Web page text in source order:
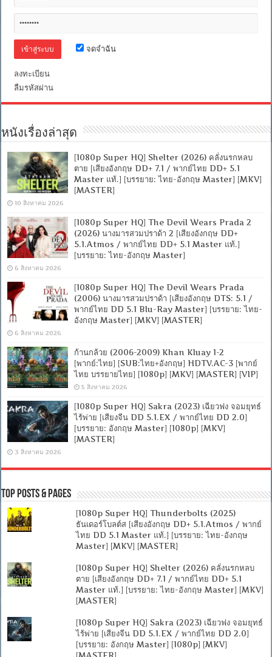
[ONE2UP]
จดจำฉัน
ลงทะเบียน
ลืมรหัสผ่าน
หนังเรื่องล่าสุด
[1080p Super HQ] Shelter (2026) คลั่งนรกหลบ
ตาย [เสียงอังกฤษ DD+ 7.1 / พากย์ไทย DD+ 5.1
Master แท้.] [บรรยาย: ไทย-อังกฤษ Master] [MKV]
[MASTER]
10 สิงหาคม 2026
[1080p Super HQ] The Devil Wears Prada 2
(2026) นางมารสวมปราด้า 2 [เสียงอังกฤษ DD+
5.1.Atmos / พากย์ไทย DD+ 5.1 Master แท้.]
[บรรยาย: ไทย-อังกฤษ Master]
6 สิงหาคม 2026
[1080p Super HQ] The Devil Wears Prada
(2006) นางมารสวมปราด้า [เสียงอังกฤษ DTS: 5.1 /
พากย์ไทย DD 5.1 Blu-Ray Master] [บรรยาย: ไทย-
อังกฤษ Master] [MKV] [MASTER]
6 สิงหาคม 2026
ก้านกล้วย (2006-2009) Khan Kluay 1-2
[พากย์:ไทย] [SUB:ไทย+อังกฤษ] HDTV.AC-3 [พากย์
ไทย บรรยายไทย] [1080p] [MKV] [MASTER] [VIP]
5 สิงหาคม 2026
[1080p Super HQ] Sakra (2023) เฉียวฟง จอมยุทธ์
ไร้พ่าย [เสียงจีน DD 5.1.EX / พากย์ไทย DD 2.0]
[บรรยาย: อังกฤษ Master] [1080p] [MKV]
[MASTER]
3 สิงหาคม 2026
Top Posts & Pages
[1080p Super HQ] Thunderbolts (2025)
ธันเดอร์โบลต์ส [เสียงอังกฤษ DD+ 5.1.Atmos / พากย์
ไทย DD 5.1 Master แท้.] [บรรยาย: ไทย-อังกฤษ
Master] [MKV] [MASTER]
[1080p Super HQ] Shelter (2026) คลั่งนรกหลบ
ตาย [เสียงอังกฤษ DD+ 7.1 / พากย์ไทย DD+ 5.1
Master แท้.] [บรรยาย: ไทย-อังกฤษ Master] [MKV]
[MASTER]
[1080p Super HQ] Sakra (2023) เฉียวฟง จอมยุทธ์
ไร้พ่าย [เสียงจีน DD 5.1.EX / พากย์ไทย DD 2.0]
[บรรยาย: อังกฤษ Master] [1080p] [MKV]